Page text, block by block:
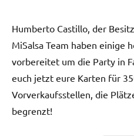
Humberto Castillo, der
MiSalsa Team haben einige
vorbereitet um die Party in
euch jetzt eure Karten für
Vorverkaufsstellen, die
begrenzt!